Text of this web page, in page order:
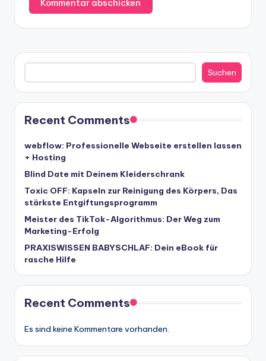
Suchen
Suchen
Recent Comments
webflow: Professionelle Webseite erstellen lassen
+ Hosting
Blind Date mit Deinem Kleiderschrank
Toxic OFF: Kapseln zur Reinigung des Körpers, Das
stärkste Entgiftungsprogramm
Meister des TikTok-Algorithmus: Der Weg zum
Marketing-Erfolg
PRAXISWISSEN BABYSCHLAF: Dein eBook für
rasche Hilfe
Recent Comments
Es sind keine Kommentare vorhanden.